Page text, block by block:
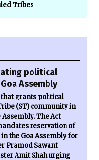
Tribes
political
Assembly
that grants political
(ST) community in
The Act
reservation of
the Goa Assembly for
Pramod Sawant
Amit Shah urging